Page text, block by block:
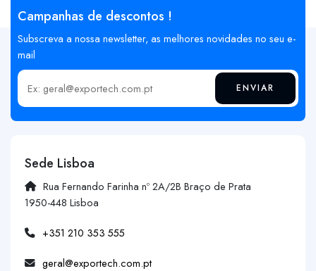
Campanhas de descontos !
Subscreva a nossa newsletter, as melhores novidades no seu e-
mail
Insira o seu email ENVIAR
Sede Lisboa
Rua Fernando Farinha nº 2A/2B Braço de Prata
1950-448 Lisboa
+351 210 353 555
geral@exportech.com.pt